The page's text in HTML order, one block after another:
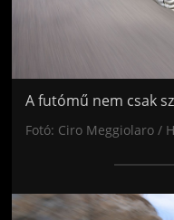
A futómű nem csak
Fotó: Ciro Meggiolaro /